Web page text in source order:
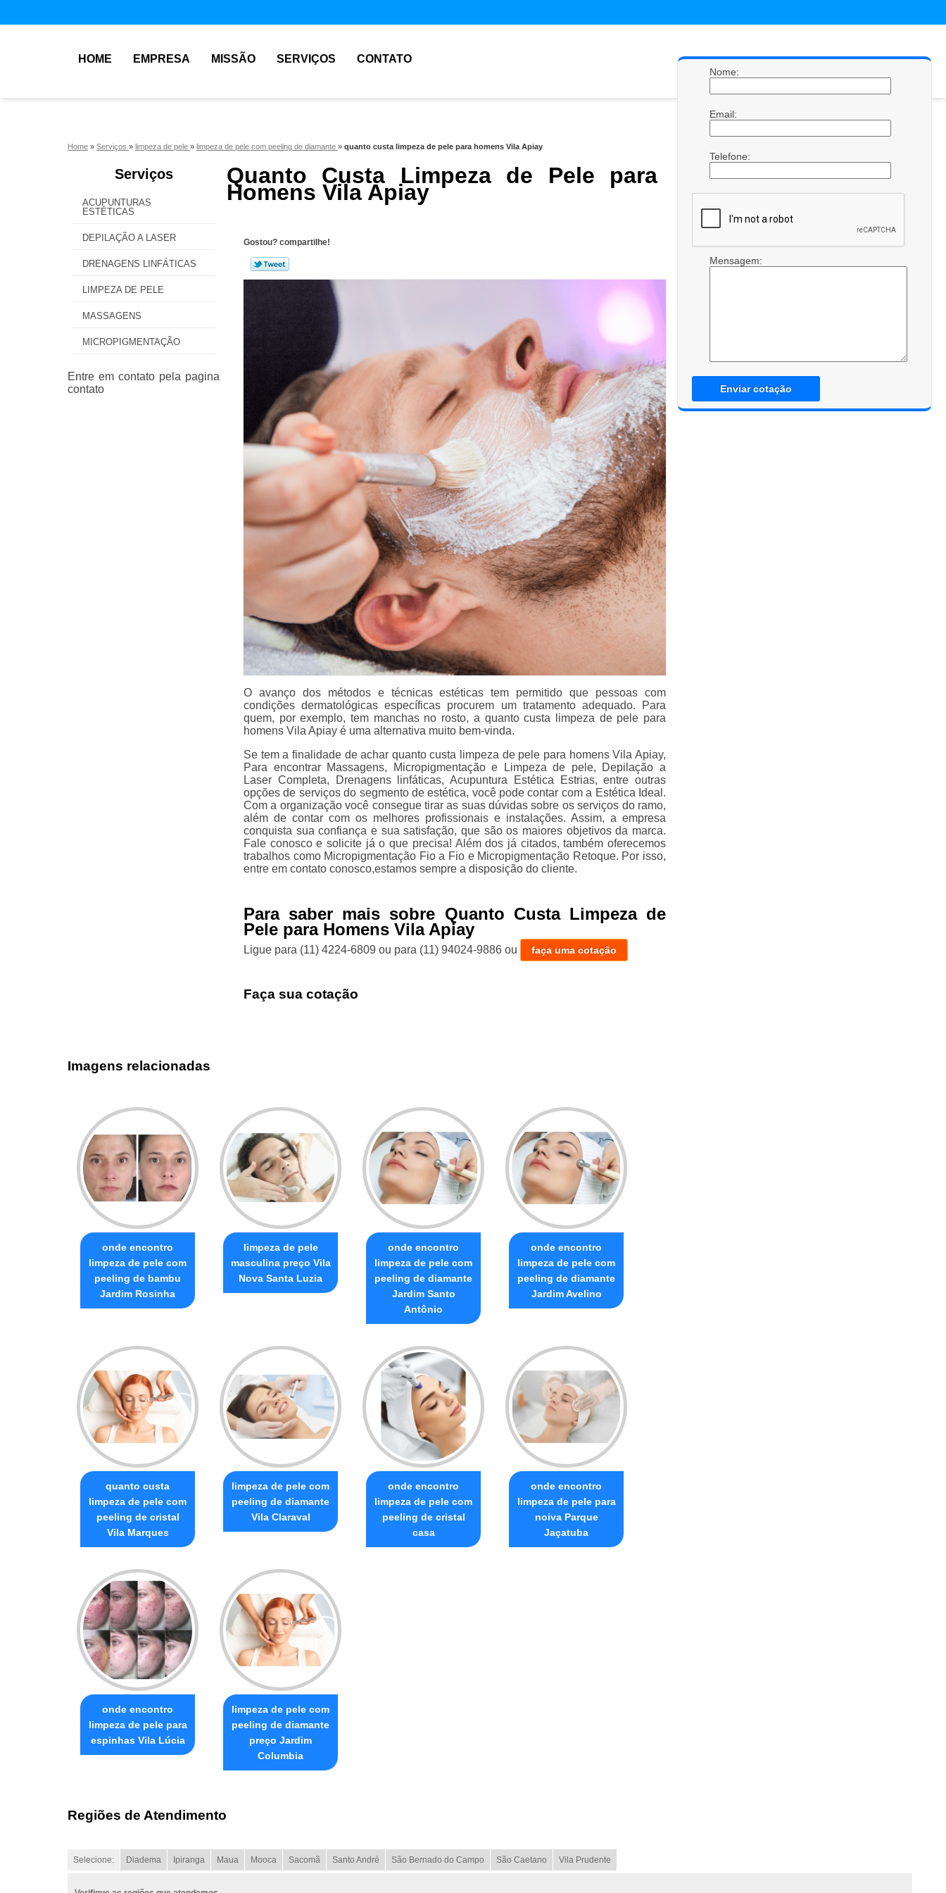
HOME EMPRESA MISSÃO SERVIÇOS CONTATO
Home » Serviços » limpeza de pele » limpeza de pele com peeling de diamante » quanto custa limpeza de pele para homens Vila Apiay
Serviços
ACUPUNTURAS
ESTÉTICAS
DEPILAÇÃO A LASER
DRENAGENS LINFÁTICAS
LIMPEZA DE PELE
MASSAGENS
MICROPIGMENTAÇÃO
Quanto Custa Limpeza de Pele para
Homens Vila Apiay
Gostou? compartilhe!
O avanço dos métodos e técnicas estéticas tem permitido que pessoas com
condições dermatológicas específicas procurem um tratamento adequado. Para
quem, por exemplo, tem manchas no rosto, a quanto custa limpeza de pele para
homens Vila Apiay é uma alternativa muito bem-vinda.
Se tem a finalidade de achar quanto custa limpeza de pele para homens Vila Apiay,
Para encontrar Massagens, Micropigmentação e Limpeza de pele, Depilação a
Laser Completa, Drenagens linfáticas, Acupuntura Estética Estrias, entre outras
opções de serviços do segmento de estética, você pode contar com a Estética Ideal.
Com a organização você consegue tirar as suas dúvidas sobre os serviços do ramo,
além de contar com os melhores profissionais e instalações. Assim, a empresa
conquista sua confiança e sua satisfação, que são os maiores objetivos da marca.
Fale conosco e solicite já o que precisa! Além dos já citados, também oferecemos
trabalhos como Micropigmentação Fio a Fio e Micropigmentação Retoque. Por isso,
entre em contato conosco,estamos sempre a disposição do cliente.
Para saber mais sobre Quanto Custa Limpeza de
Pele para Homens Vila Apiay
Ligue para (11) 4224-6809 ou para (11) 94024-9886 ou faça uma cotação
Faça sua cotação
Nome:
Email:
Telefone:
Mensagem:
Enviar cotação
Imagens relacionadas
onde encontro
limpeza de pele com
peeling de bambu
Jardim Rosinha
limpeza de pele
masculina preço Vila
Nova Santa Luzia
onde encontro
limpeza de pele com
peeling de diamante
Jardim Santo
Antônio
onde encontro
limpeza de pele com
peeling de diamante
Jardim Avelino
quanto custa
limpeza de pele com
peeling de cristal
Vila Marques
limpeza de pele com
peeling de diamante
Vila Claraval
onde encontro
limpeza de pele com
peeling de cristal
casa
onde encontro
limpeza de pele para
noiva Parque
Jaçatuba
onde encontro
limpeza de pele para
espinhas Vila Lúcia
limpeza de pele com
peeling de diamante
preço Jardim
Columbia
Regiões de Atendimento
Selecione: Diadema Ipiranga Maua Mooca Sacomã Santo André São Bernado do Campo São Caetano Vila Prudente